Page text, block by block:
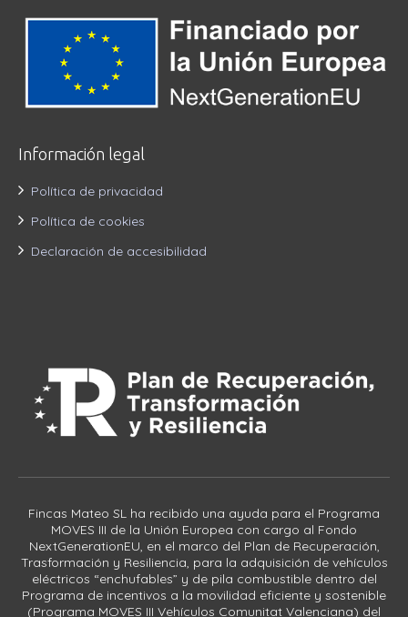
Información legal
Política de privacidad
Política de cookies
Declaración de accesibilidad
Fincas Mateo SL ha recibido una ayuda para el Programa
MOVES III de la Unión Europea con cargo al Fondo
NextGenerationEU, en el marco del Plan de Recuperación,
Trasformación y Resiliencia, para la adquisición de vehículos
eléctricos “enchufables” y de pila combustible dentro del
Programa de incentivos a la movilidad eficiente y sostenible
(Programa MOVES III Vehículos Comunitat Valenciana) del